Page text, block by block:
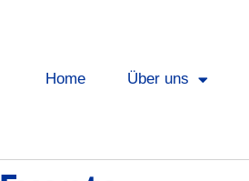
Home Über uns